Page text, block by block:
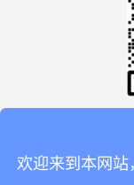
欢迎来到本网站